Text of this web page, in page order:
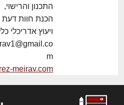
התכנון והרישוי,
הכנת חוות
ויעוץ אדריכלי
m
meirav.com